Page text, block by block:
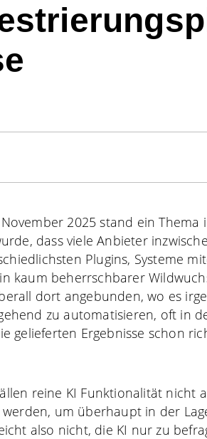
2025 stand ein Thema
dass viele Anbieter
Plugins, Systeme
kaum beherrschbarer
dort angebunden, wo es
zu automatisieren, oft in
gelieferten Ergebnisse schon
reine KI Funktionalität nicht
um überhaupt in der
also nicht, die KI nur zu